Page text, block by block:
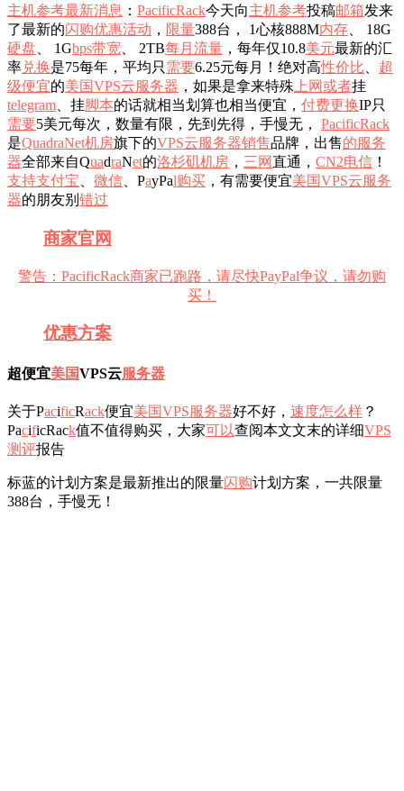
主机参考最新消息 ： PacificRack今天向主机参考投稿邮箱发来
了最新的闪购优惠活动 ， 限量388台， 1心核888M内存 、 18G
硬盘 、 1Gbps带宽 、 2TB每月 流量 ，每年仅10.8美元最新的汇
率兑换是75每年，平均只 需要6.25元每月！绝对高性价比
超
级便宜的美国VPS云服务器 ，如果是拿来特殊 上网或者挂
telegram 、挂脚本的话就相当划算也相当便宜， 付费更换IP只
需要5美元每次，数量有限，先到先得，手慢无， PacificRack
是QuadraNet机房旗下的VPS云服务器销售品牌，出售的服务
器全部来自QuadraNet的洛杉矶机房 ， 三网直通， CN2电信 ！
支持支付宝 微信 、PayPal购买 ，有需要便宜美国VPS云服务
器的朋友别 错过
商家官网
警告：PacificRack商家已跑路，请尽快PayPal争议，请勿购
买！
优惠方案
超便宜美国VPS云服务器
关于PacificRack便宜美国VPS服务器好不好， 速度怎么样 ？
PacificRack值不值得购买，大家可以查阅本文文末的详细VPS
测评报告
标蓝的计划方案是最新推出的限量闪购计划方案，一共限量
388台，手慢无！